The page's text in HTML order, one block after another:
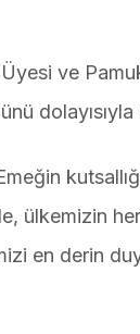
ve
dolayısıyla
ülkemizin
en derin